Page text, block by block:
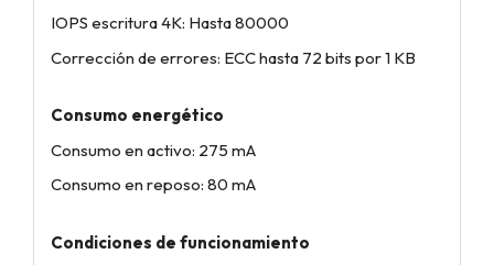
IOPS escritura 4K: Hasta 80000
Corrección de errores: ECC hasta 72 bits por 1 KB
Consumo energético
Consumo en activo: 275 mA
Consumo en reposo: 80 mA
Condiciones de funcionamiento